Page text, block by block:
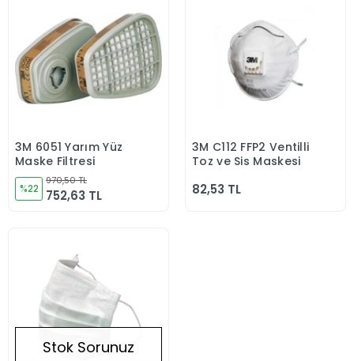
Sepete Ekle
3M 6051 Yarım Yüz
Maske Filtresi
%22
970,50 TL
752,63 TL
Stokta Yok
3M C112 FFP2 Ventilli
Toz ve Sis Maskesi
82,53 TL
Stok Sorunuz